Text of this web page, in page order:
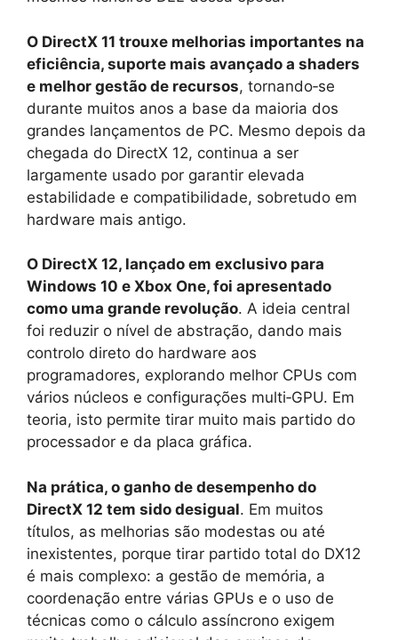
O DirectX 11 trouxe melhorias importantes na
eficiência, suporte mais avançado a shaders
e melhor gestão de recursos, tornando‑se
durante muitos anos a base da maioria dos
grandes lançamentos de PC. Mesmo depois da
chegada do DirectX 12, continua a ser
largamente usado por garantir elevada
estabilidade e compatibilidade, sobretudo em
hardware mais antigo.
O DirectX 12, lançado em exclusivo para
Windows 10 e Xbox One, foi apresentado
como uma grande revolução. A ideia central
foi reduzir o nível de abstração, dando mais
controlo direto do hardware aos
programadores, explorando melhor CPUs com
vários núcleos e configurações multi‑GPU. Em
teoria, isto permite tirar muito mais partido do
processador e da placa gráfica.
Na prática, o ganho de desempenho do
DirectX 12 tem sido desigual. Em muitos
títulos, as melhorias são modestas ou até
inexistentes, porque tirar partido total do DX12
é mais complexo: a gestão de memória, a
coordenação entre várias GPUs e o uso de
técnicas como o cálculo assíncrono exigem